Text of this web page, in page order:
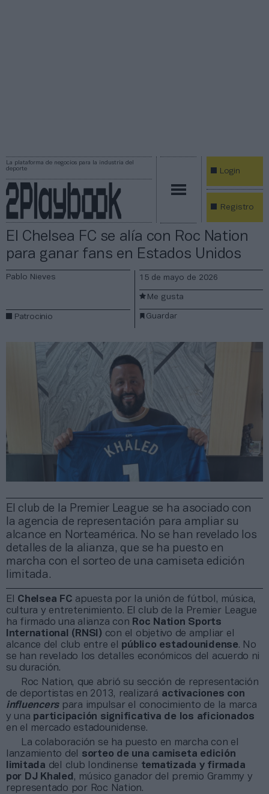
La plataforma de negocios para la industria del
deporte
Login
Registro
El Chelsea FC se alía con Roc Nation
para ganar fans en Estados Unidos
El club de la Premier League se ha asociado con
la agencia de representación para ampliar su
alcance en Norteamérica. No se han revelado los
detalles de la alianza, que se ha puesto en
marcha con el sorteo de una camiseta edición
limitada.
Pablo Nieves
Patrocinio
15 de mayo de 2026
Guardar
Me gusta
El Chelsea FC apuesta por la unión de fútbol, música,
cultura y entretenimiento. El club de la Premier League
ha firmado una alianza con Roc Nation Sports
International (RNSI) con el objetivo de ampliar el
alcance del club entre el público estadounidense. No
se han revelado los detalles económicos del acuerdo ni
su duración.
Roc Nation, que abrió su sección de representación
de deportistas en 2013, realizará activaciones con
influencers para impulsar el conocimiento de la marca
y una participación significativa de los aficionados
en el mercado estadounidense.
La colaboración se ha puesto en marcha con el
lanzamiento del sorteo de una camiseta edición
limitada del club londinense tematizada y firmada
por DJ Khaled , músico ganador del premio Grammy y
representado por Roc Nation.